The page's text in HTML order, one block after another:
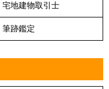
宅地建物取引士
筆跡鑑定